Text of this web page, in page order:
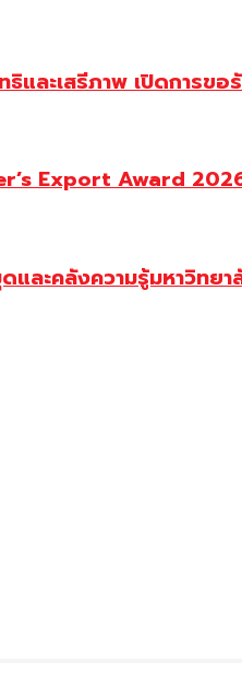
และเสรีภาพ เปิดการข
Export Award
ละคลังความรู้มหาวิทย